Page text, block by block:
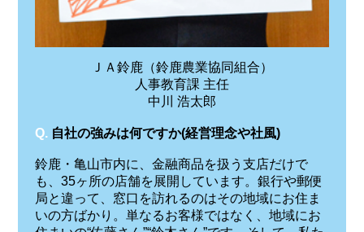
ＪＡ鈴鹿（鈴鹿農業協同組合）
人事教育課 主任
中川 浩太郎
Q. 自社の強みは何ですか(経営理念や社風)
鈴鹿・亀山市内に、金融商品を扱う支店だけで
も、35ヶ所の店舗を展開しています。銀行や郵便
局と違って、窓口を訪れるのはその地域にお住ま
いの方ばかり。単なるお客様ではなく、地域にお